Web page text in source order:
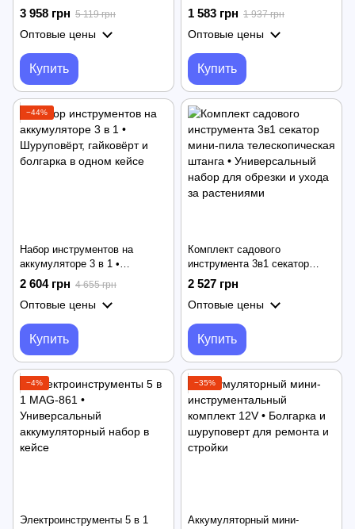
болгарка, перфоратор + 4
АКБ съемных аккумулятора
48v в кейсе
3 958 грн 5 119 грн
Оптовые цены
Купить
кейсе • Ударная дрель,
Лобзик, Болгарка
1 583 грн 1 937 грн
Оптовые цены
Купить
−44%
Набор инструментов на
аккумуляторе 3 в 1 •
Шуруповёрт, гайковёрт и
болгарка в одном кейсе
2 604 грн 4 655 грн
Оптовые цены
Купить
Комплект садового
инструмента 3в1 секатор
мини-пила телескопическая
штанга • Универсальный
набор для обрезки и ухода за
2 527 грн
Оптовые цены
Купить
−4%
Электроинструменты 5 в 1
−35%
Аккумуляторный мини-